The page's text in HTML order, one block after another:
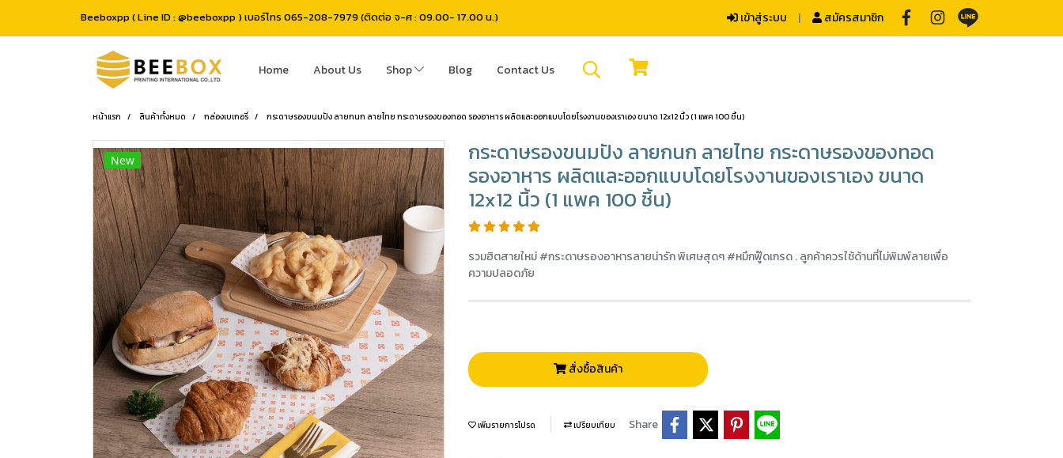
Beeboxpp ( Line ID : @beeboxpp ) เบอร์โทร 065-208-7979 (ติดต่อ จ-ศ : 09.00- 17.00 น.) เข้าสู่ระบบ สมัครสมาชิก
Home About Us Shop Blog Contact Us
หน้าแรก สินค้าทั้งหมด กล่องเบเกอรี่ กระดาษรองขนมปัง ลายกนก ลายไทย กระดาษรองของทอด รองอาหาร ผลิตและออกแบบโดยโรงงานของเราเอง ขนาด 12x12 นิ้ว (1 แพค 100 ชิ้น)
New กระดาษรองขนมปัง ลายกนก ลายไทย กระดาษรองของทอด
รองอาหาร ผลิตและออกแบบโดยโรงงานของเราเอง ขนาด
12x12 นิ้ว (1 แพค 100 ชิ้น)
รวมฮิตสายใหม่ #กระดาษรองอาหารลายน่ารัก พิเศษสุดๆ #หมึกฟู๊ดเกรด . ลูกค้าควรใช้ด้านที่ไม่พิมพ์ลายเพื่อ
ความปลอดภัย
สั่งซื้อสินค้า
เพิ่มรายการโปรด เปรียบเทียบ Share